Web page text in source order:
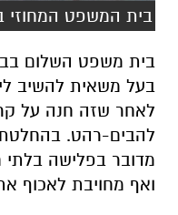
בית המשפט המחוזי
בית משפט השלום
בעל משאית להשיב
לאחר שזה חנה על
להבים-רהט.
מדובר בפלישה בלתי
ואף מחויבת לאכוף